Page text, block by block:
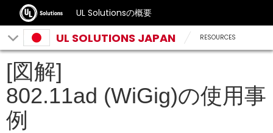
UL Solutionsの概要
UL SOLUTIONS JAPAN RESOURCES
[図解]
802.11ad (WiGig)の使用事
例